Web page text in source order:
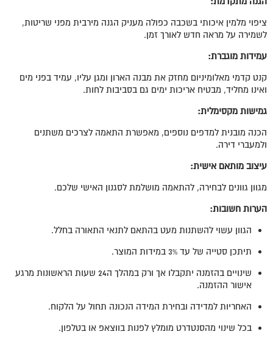
ציפוי מלמין איכותי בשכבה כפולה מעניק הגנה מירבית מפני שריטות,
לשמירה על מראה חדש לאורך זמן.
עמידות מוגברת:
קנט קדמי מאלומיניום מחזק את מבנה הארון ומגן עליו, עמיד בפני מים
ואינו מחליד, מבטיח אריכות ימים גם בסביבות לחות.
גמישות מקסימלית:
הכנה מובנית למדפים נוספים, מאפשרת התאמה לצרכים משתנים
ולמעברי דירה.
עיצוב מותאם אישית:
מגוון גוונים לבחירה, להתאמה מושלמת לסגנון האישי שלכם.
הערות חשובות:
הגוון עשוי להשתנות מעט בהתאם לתנאי התאורה בחלל.
תיתכן סטייה של עד 3% במידות המוצר.
שינויים בהזמנה יתקבלו אך ורק במהלך ה24 שעות הראשונות מרגע
אישור ההזמנה.
האחריות למדידה ובחירת המידה הנכונה תחול על הלקוח.
בכל שינוי מהסנטדרט מומלץ לפנות בווצאפ או בטלפון.